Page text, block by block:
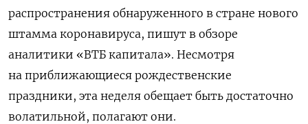
распространения обнаруженного в стране нового
штамма коронавируса, пишут в обзоре
аналитики «ВТБ капитала». Несмотря
на приближающиеся рождественские
праздники, эта неделя обещает быть достаточно
волатильной, полагают они.